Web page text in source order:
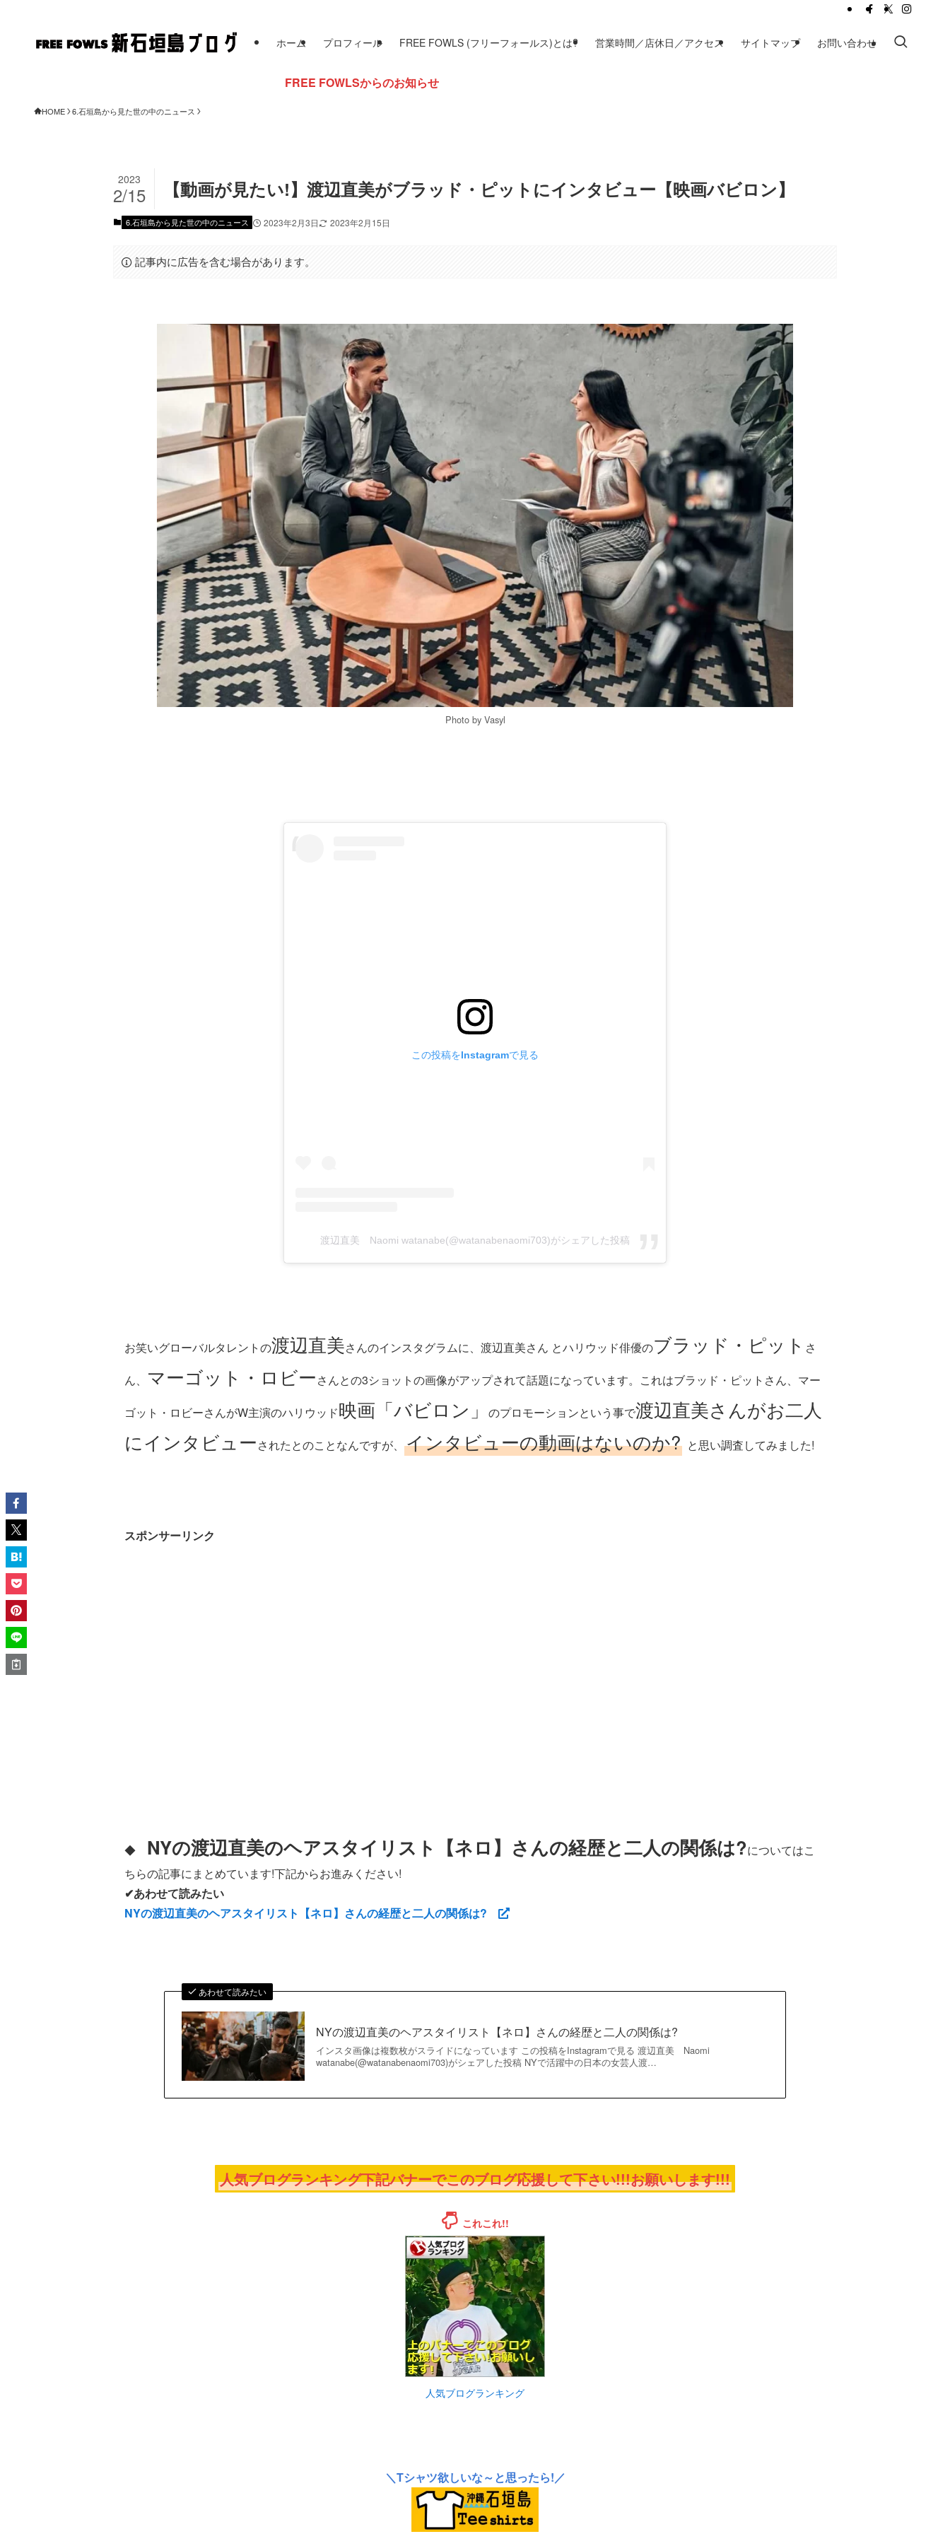
ホーム プロフィール FREE FOWLS (フリーフォールス)とは? 営業時間／店休日／アクセス サイトマップ お問い合わせ
FREE FOWLSからのお知らせ
HOME 6.石垣島から見た世の中のニュース
【動画が見たい!】渡辺直美がブラッド・ピットにインタビュー【映画バビロン】
2023
2/15
6.石垣島から見た世の中のニュース 2023年2月3日 2023年2月15日
記事内に広告を含む場合があります。
Photo by Vasyl
この投稿をInstagramで見る
渡辺直美 Naomi watanabe(@watanabenaomi703)がシェアした投稿
お笑いグローバルタレントの渡辺直美さんのインスタグラムに、渡辺直美さん とハリウッド俳優のブラッド・ピット さ
ん、 マーゴット・ロビーさんとの3ショットの画像がアップされて話題になっています。これはブラッド・ピットさん、マー
ゴット・ロビーさんがW主演のハリウッド映画「バビロン」 のプロモーションという事で渡辺直美さんがお二人
にインタビューされたとのことなんですが、 インタビューの動画はないのか? と思い調査してみました!
スポンサーリンク
◆ NYの渡辺直美のヘアスタイリスト【ネロ】さんの経歴と二人の関係は?についてはこ
ちらの記事にまとめています!下記からお進みください!
✔あわせて読みたい
NYの渡辺直美のヘアスタイリスト【ネロ】さんの経歴と二人の関係は?
あわせて読みたい
NYの渡辺直美のヘアスタイリスト【ネロ】さんの経歴と二人の関係は?
インスタ画像は複数枚がスライドになっています この投稿をInstagramで見る 渡辺直美 Naomi
watanabe(@watanabenaomi703)がシェアした投稿 NYで活躍中の日本の女芸人渡…
人気ブログランキング下記バナーでこのブログ応援して下さい!!!お願いします!!!
これこれ!!
人気ブログランキング
＼Tシャツ欲しいな～と思ったら!／